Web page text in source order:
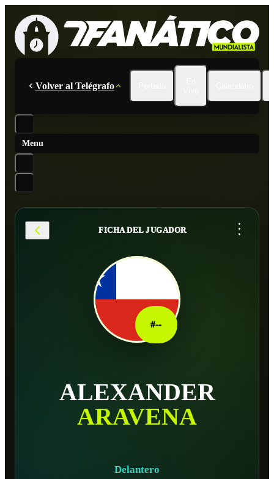
Volver al Telégrafo
Menu
FICHA DEL JUGADOR ...
#--
ALEXANDER
ARAVENA
Delantero